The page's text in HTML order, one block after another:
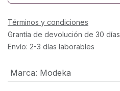
Términos y condiciones
Grantía de devolución de 30 días
Envío: 2-3 días laborables
Marca: Modeka